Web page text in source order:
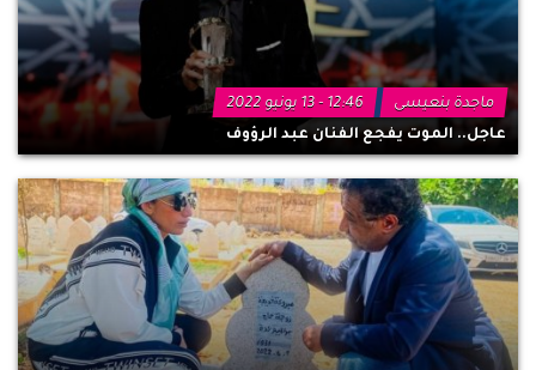
ماجدة بنعيسى
12:46 - 13 يونيو 2022
عاجل.. الموت يفجع الفنان عبد الرؤوف